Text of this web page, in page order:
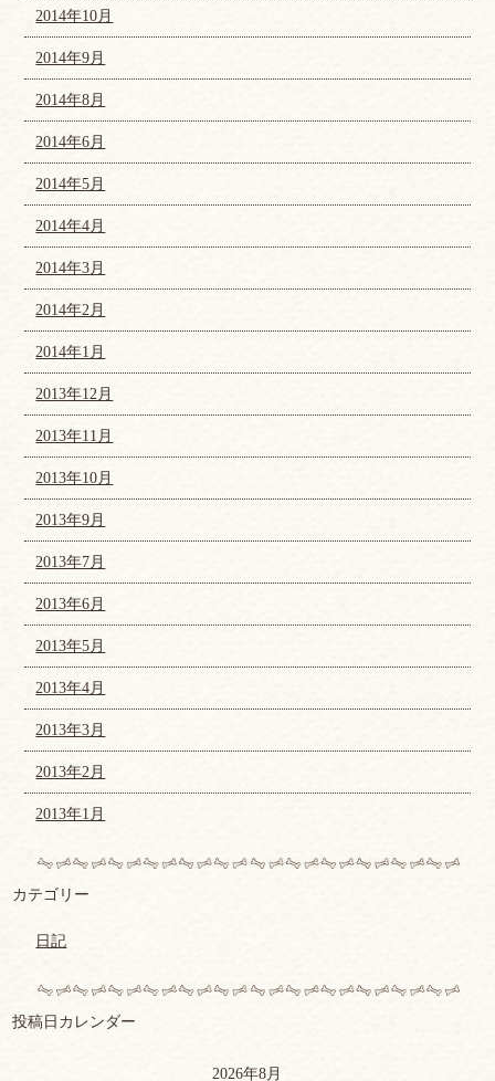
2014年10月
2014年9月
2014年8月
2014年6月
2014年5月
2014年4月
2014年3月
2014年2月
2014年1月
2013年12月
2013年11月
2013年10月
2013年9月
2013年7月
2013年6月
2013年5月
2013年4月
2013年3月
2013年2月
2013年1月
カテゴリー
日記
投稿日カレンダー
2026年8月